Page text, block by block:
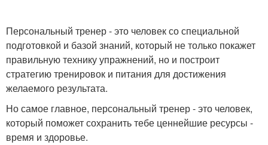
Персональный тренер - это человек со специальной
подготовкой и базой знаний, который не только покажет
правильную технику упражнений, но и построит
стратегию тренировок и питания для достижения
желаемого результата.
Но самое главное, персональный тренер - это человек,
который поможет сохранить тебе ценнейшие ресурсы -
время и здоровье.